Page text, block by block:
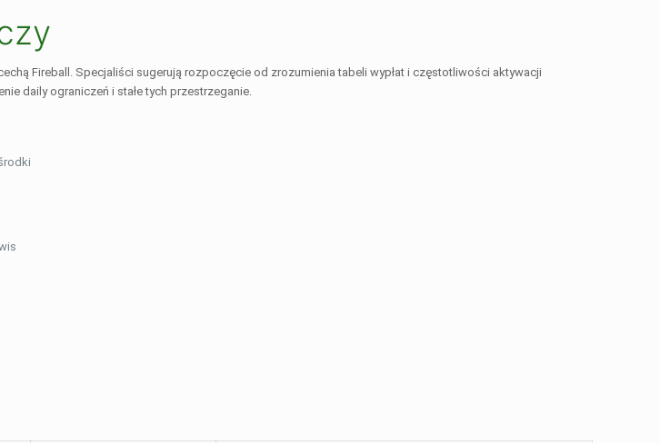
Fireball. Specjaliści sugerują rozpoczęcie od zrozumienia tabeli wypłat i częstotliwości aktywacji
daily ograniczeń i stałe tych przestrzeganie.